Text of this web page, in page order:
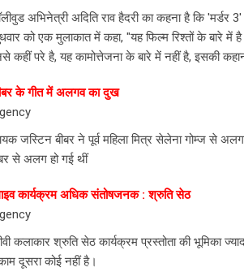
अभिनेत्री अदिति राव हैदरी का कहना है कि
को एक मुलाकात में कहा, "यह फिल्म रिश्तों के बारे में
कहीं परे है, यह कामोत्तेजना के बारे में नहीं है, इसकी
के गीत में अलगव का दुख
जस्टिन बीबर ने पूर्व महिला मित्र सेलेना गोम्ज से
से अलग हो गई थीं
कार्यक्रम अधिक संतोषजनक : श्रुति सेठ
कलाकार श्रुति सेठ कार्यक्रम प्रस्तोता की भूमिका
दूसरा कोई नहीं है।